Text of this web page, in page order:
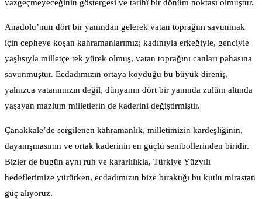
vazgeçmeyeceğinin göstergesi ve tarihî bir dönüm noktası olmuştur.
Anadolu’nun dört bir yanından gelerek vatan toprağını savunmak
için cepheye koşan kahramanlarımız; kadınıyla erkeğiyle, genciyle
yaşlısıyla milletçe tek yürek olmuş, vatan toprağını canları pahasına
savunmuştur. Ecdadımızın ortaya koyduğu bu büyük direniş,
yalnızca vatanımızın değil, dünyanın dört bir yanında zulüm altında
yaşayan mazlum milletlerin de kaderini değiştirmiştir.
Çanakkale’de sergilenen kahramanlık, milletimizin kardeşliğinin,
dayanışmasının ve ortak kaderinin en güçlü sembollerinden biridir.
Bizler de bugün aynı ruh ve kararlılıkla, Türkiye Yüzyılı
hedeflerimize yürürken, ecdadımızın bize bıraktığı bu kutlu mirastan
güç alıyoruz.